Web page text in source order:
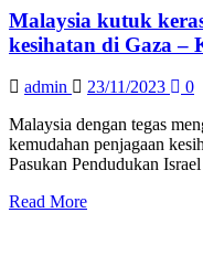
Malaysia kutuk
kesihatan di Gaza –
admin 23/11/2023
0
Malaysia dengan tegas
kemudahan penjagaan
Pasukan Pendudukan
Read More